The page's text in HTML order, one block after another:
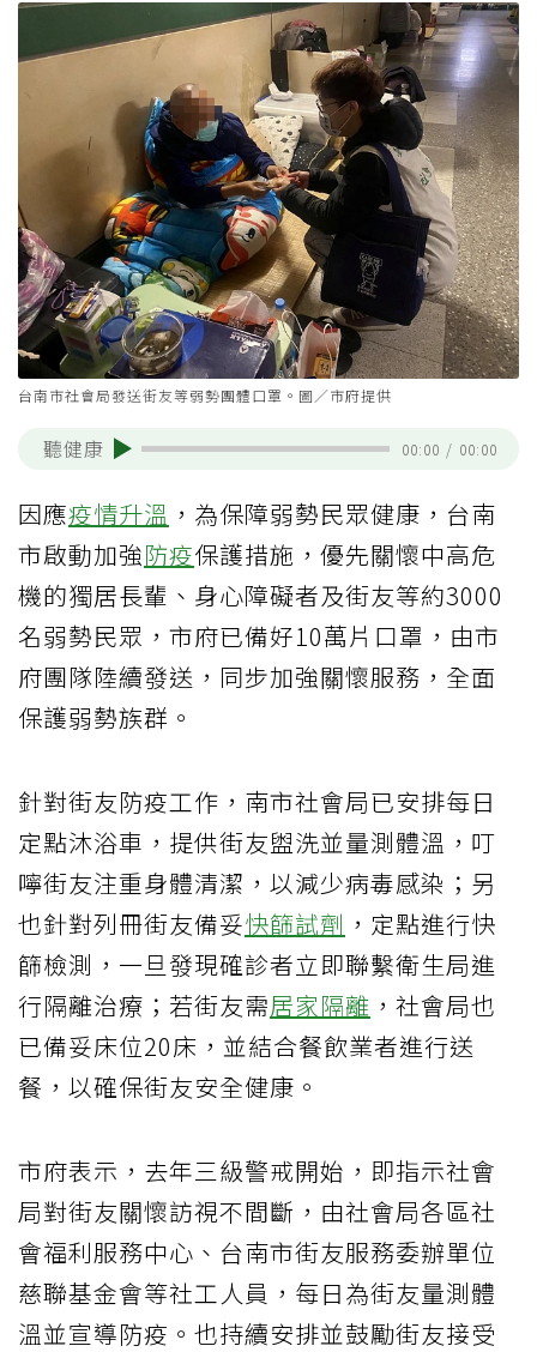
台南市社會局發送街友等弱勢團體口罩。圖／市府提供
聽健康 00:00 / 00:00
因應疫情升溫 ，為保障弱勢民眾健康，台南
市啟動加強防疫保護措施，優先關懷中高危
機的獨居長輩、身心障礙者及街友等約3000
名弱勢民眾，市府已備好10萬片口罩，由市
府團隊陸續發送，同步加強關懷服務，全面
保護弱勢族群。
針對街友防疫工作，南市社會局已安排每日
定點沐浴車，提供街友盥洗並量測體溫，叮
嚀街友注重身體清潔，以減少病毒感染；另
也針對列冊街友備妥快篩試劑 ，定點進行快
篩檢測，一旦發現確診者立即聯繫衛生局進
行隔離治療；若街友需居家隔離 ，社會局也
已備妥床位20床，並結合餐飲業者進行送
餐，以確保街友安全健康。
市府表示，去年三級警戒開始，即指示社會
局對街友關懷訪視不間斷，由社會局各區社
會福利服務中心、台南市街友服務委辦單位
慈聯基金會等社工人員，每日為街友量測體
溫並宣導防疫。也持續安排並鼓勵街友接受